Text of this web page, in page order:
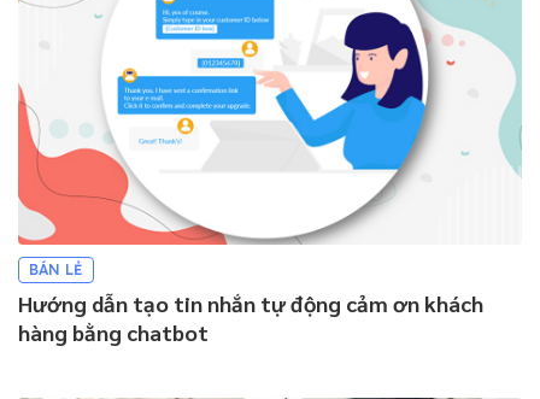
BÁN LẺ
Hướng dẫn tạo tin nhắn tự động cảm ơn khách
hàng bằng chatbot